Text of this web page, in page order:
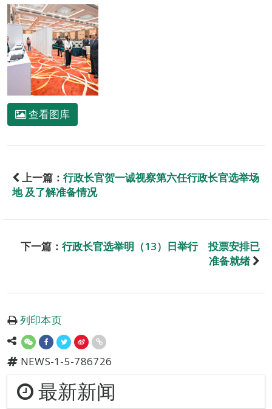
查看图库
上一篇： 行政长官贺一诚视察第六任行政长官选举场
地 及了解准备情况
下一篇： 行政长官选举明（13）日举行 投票安排已
准备就绪
列印本页
NEWS-1-5-786726
最新新闻